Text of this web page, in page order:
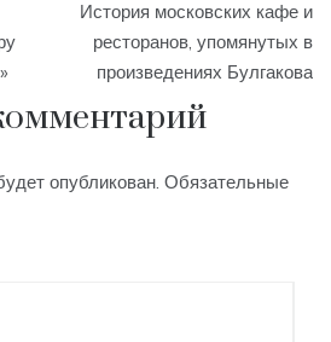
История московских кафе и
ресторанов, упомянутых в
произведениях Булгакова
опубликован. Обязательные